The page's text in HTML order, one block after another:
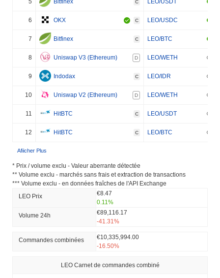
C
6 OKX C LEO/USDC
7 Bitfinex C LEO/BTC
8 Uniswap V3 (Ethereum) D LEO/WETH
9 Indodax C LEO/IDR
10 Uniswap V2 (Ethereum) D LEO/WETH
11 HitBTC C LEO/USDT
12 HitBTC C LEO/BTC
Afiicher Plus
* Prix ​​/ volume exclu - Valeur aberrante détectée
** Volume exclu - marchés sans frais et extraction de transactions
*** Volume exclu - en données fraîches de l'API Exchange
LEO Prix ​​
€8.47
0.11%
Volume 24h
€89,116.17
-41.31%
Commandes combinées
€10,335,994.00
-16.50%
LEO Carnet de commandes combiné